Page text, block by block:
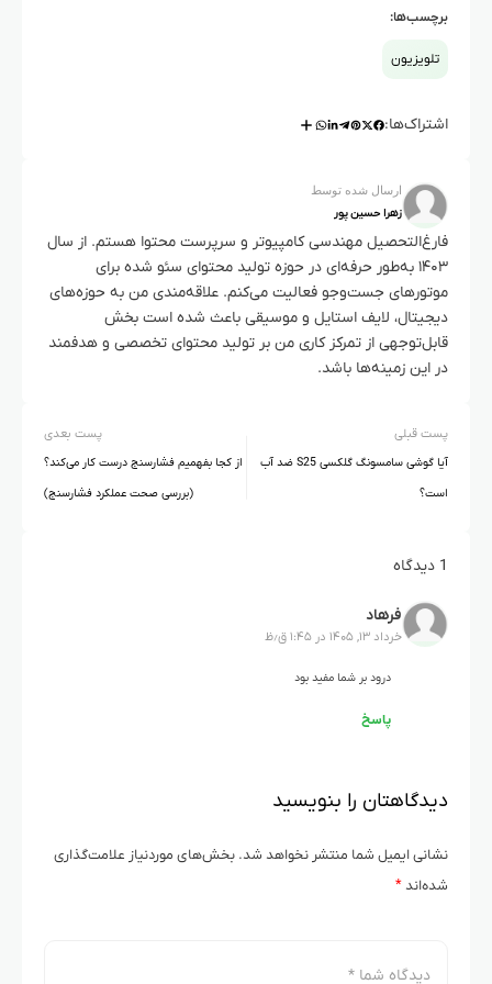
داشته باشد و در مناطق با پوشش مناسب، سیگنال را بدون
برچسب‌ها:
تلویزیون
اشتراک‌ها:
ارسال شده توسط
زهرا حسین پور
فارغ‌التحصیل مهندسی کامپیوتر و سرپرست محتوا هستم. از سال
۱۴۰۳ به‌طور حرفه‌ای در حوزه تولید محتوای سئو شده برای
موتورهای جست‌وجو فعالیت می‌کنم. علاقه‌مندی من به حوزه‌های
دیجیتال، لایف استایل و موسیقی باعث شده است بخش
قابل‌توجهی از تمرکز کاری من بر تولید محتوای تخصصی و هدفمند
در این زمینه‌ها باشد.
پست قبلی
آیا گوشی سامسونگ گلکسی S25 ضد آب
است؟
پست بعدی
از کجا بفهمیم فشارسنج درست کار می‌کند؟
(بررسی صحت عملکرد فشارسنج)
1 دیدگاه
فرهاد
خرداد ۱۳, ۱۴۰۵ در ۱:۴۵ ق٫ظ
درود بر شما مفید بود
پاسخ
دیدگاهتان را بنویسید
نشانی ایمیل شما منتشر نخواهد شد. بخش‌های موردنیاز علامت‌گذاری
شده‌اند*